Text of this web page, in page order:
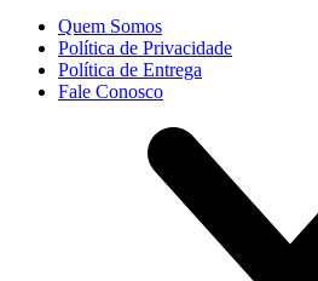
Quem Somos
Política de Privacidade
Política de Entrega
Fale Conosco